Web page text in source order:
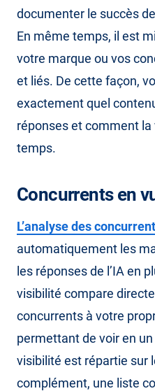
documenter le succès
En même temps, il est
votre marque ou vos
et liés. De cette façon,
exactement quel
réponses et comment
temps.
Concurrents en
L’analyse des
automatiquement les
les réponses de l’IA en
visibilité compare
concurrents à votre
permettant de voir en
visibilité est répartie sur
complément, une liste